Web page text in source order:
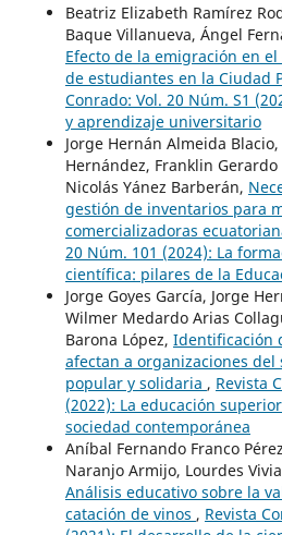
Beatriz Elizabeth Ramírez
Baque Villanueva, Ángel
Efecto de la emigración en
de estudiantes en la Ciudad
Conrado: Vol. 20 Núm. S1
y aprendizaje universitario
Jorge Hernán Almeida
Hernández, Franklin
Nicolás Yánez Barberán,
gestión de inventarios para
comercializadoras
20 Núm. 101 (2024): La
científica: pilares de la
Jorge Goyes García, Jorge
Wilmer Medardo Arias
Barona López, Identificación
afectan a organizaciones del
popular y solidaria , Revista
(2022): La educación
sociedad contemporánea
Aníbal Fernando Franco
Naranjo Armijo, Lourdes
Análisis educativo sobre la
catación de vinos , Revista